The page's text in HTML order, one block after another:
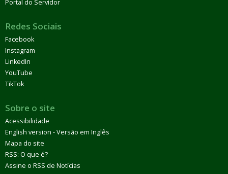
Portal do Servidor
Redes Sociais
Facebook
Instagram
LinkedIn
YouTube
TikTok
Sobre o site
Acessibilidade
English version - Versão em Inglês
Mapa do site
RSS: O que é?
Assine o RSS de Notícias